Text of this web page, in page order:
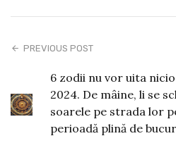
PREVIOUS POST
6 zodii nu vor uita
2024. De mâine, li se
soarele pe strada lor
perioadă plină de